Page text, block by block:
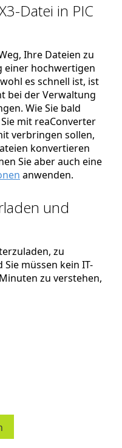
Datei in PIC
Ihre Dateien zu
einer hochwertigen
es schnell ist, ist
bei der Verwaltung
Wie Sie bald
mit reaConverter
verbringen sollen,
konvertieren
Sie aber auch eine
anwenden.
und
zu
müssen kein IT-
zu verstehen,